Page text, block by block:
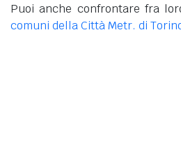
Puoi anche confrontare fra
comuni della Città Metr. di